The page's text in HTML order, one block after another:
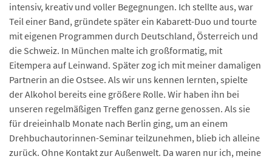
intensiv, kreativ und voller Begegnungen. Ich stellte aus, war
Teil einer Band, gründete später ein Kabarett-Duo und tourte
mit eigenen Programmen durch Deutschland, Österreich und
die Schweiz. In München malte ich großformatig, mit
Eitempera auf Leinwand. Später zog ich mit meiner damaligen
Partnerin an die Ostsee. Als wir uns kennen lernten, spielte
der Alkohol bereits eine größere Rolle. Wir haben ihn bei
unseren regelmäßigen Treffen ganz gerne genossen. Als sie
für dreieinhalb Monate nach Berlin ging, um an einem
Drehbuchautorinnen-Seminar teilzunehmen, blieb ich alleine
zurück. Ohne Kontakt zur Außenwelt. Da waren nur ich, meine